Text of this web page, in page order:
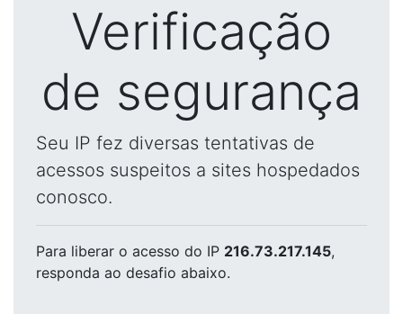
Verificação
de segurança
Seu IP fez diversas tentativas de
acessos suspeitos a sites hospedados
conosco.
Para liberar o acesso do IP 216.73.217.145,
responda ao desafio abaixo.